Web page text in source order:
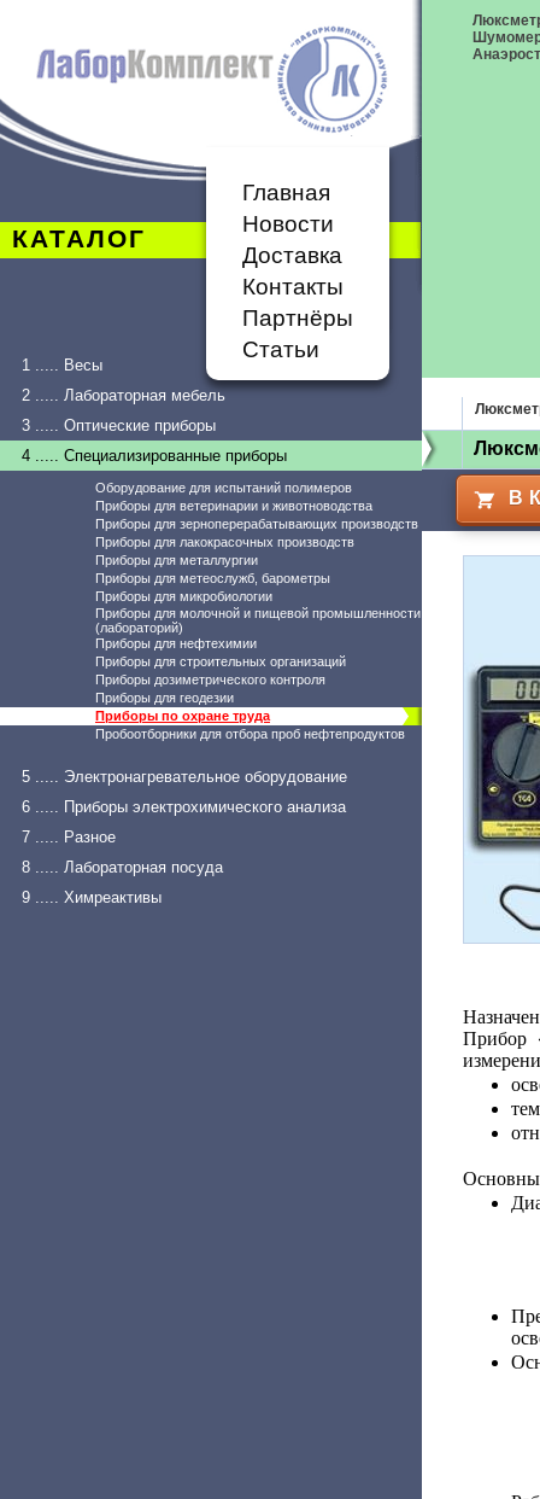
КАТАЛОГ
Главная
Новости
Доставка
Контакты
Партнёры
Статьи
1 ..... Весы
2 ..... Лабораторная мебель
3 ..... Оптические приборы
4 ..... Специализированные приборы
Оборудование для испытаний полимеров
Приборы для ветеринарии и животноводства
Приборы для зерноперерабатывающих производств
Приборы для лакокрасочных производств
Приборы для металлургии
Приборы для метеослужб, барометры
Приборы для микробиологии
Приборы для молочной и пищевой промышленности
(лабораторий)
Приборы для нефтехимии
Приборы для строительных организаций
Приборы дозиметрического контроля
Приборы для геодезии
Приборы по охране труда
Пробоотборники для отбора проб нефтепродуктов
5 ..... Электронагревательное оборудование
6 ..... Приборы электрохимического анализа
7 ..... Разное
8 ..... Лабораторная посуда
9 ..... Химреактивы
В
Прибор